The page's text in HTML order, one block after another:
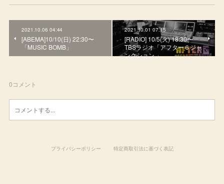
2021.10.06 04:44
[ABEMA]10/10(日) 22:30〜
「MUSIC BOMB」
2021.10.01 07:15
[RADIO] 10/5(火) 18:30〜
TBSラジオ「アフター６ジャ
ンクション 」
0コメント
プライバシーポリシー 特定商取引法に基づく表記